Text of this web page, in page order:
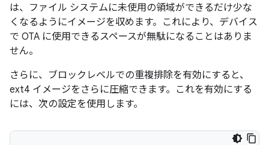
は、ファイル システムに未使用の領域ができるだけ少な
くなるようにイメージを収めます。これにより、デバイス
で OTA に使用できるスペースが無駄になることはありま
せん。
さらに、ブロックレベルでの重複排除を有効にすると、
ext4 イメージをさらに圧縮できます。これを有効にする
には、次の設定を使用します。